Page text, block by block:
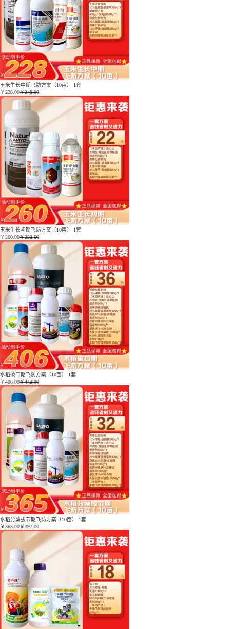
玉米生长中期飞防方案（10亩） 1套
￥228.00￥248.00
玉米生长初期飞防方案（10亩） 1套
￥260.00￥282.00
水稻破口期飞防方案（10亩） 1套
￥406.00￥442.00
水稻分蘖拔节期飞防方案（10亩） 1套
￥365.00￥397.00